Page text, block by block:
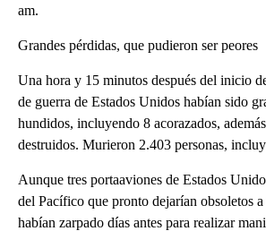
am.
Grandes pérdidas, que pudieron ser peores
Una hora y 15 minutos después del inicio
de guerra de Estados Unidos habían sido
hundidos, incluyendo 8 acorazados,
destruidos. Murieron 2.403 personas,
Aunque tres portaaviones de Estados
del Pacífico que pronto dejarían obsoletos a
habían zarpado días antes para realizar